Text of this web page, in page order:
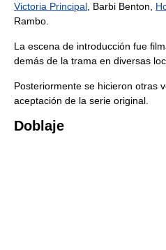
Victoria Principal , Barbi Benton,
Rambo.
La escena de introducción fue
demás de la trama en diversas
Posteriormente se hicieron otras
aceptación de la serie original.
Doblaje